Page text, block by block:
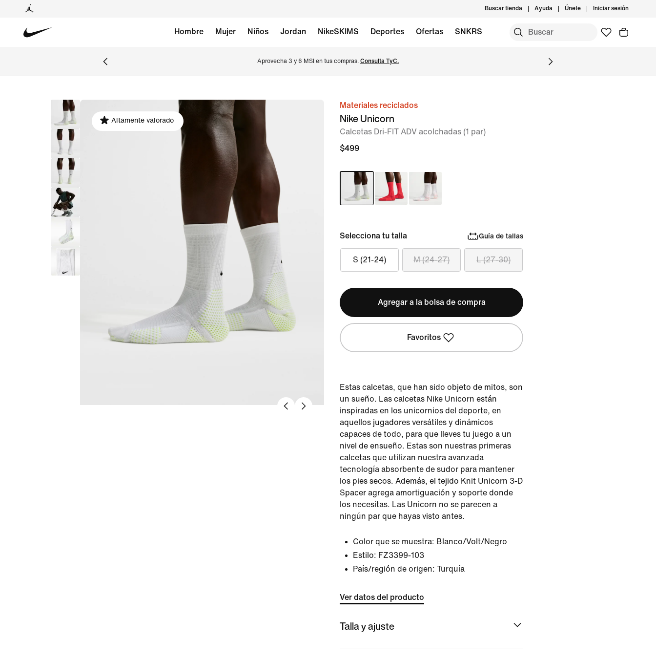
Buscar tienda Ayuda Únete Iniciar sesión
Hombre Mujer Niños Jordan NikeSKIMS Deportes Ofertas SNKRS
Aprovecha 3 y 6 MSI en tus compras. Consulta TyC.
imagen 1 de 6
Altamente valorado
Materiales reciclados
Nike Unicorn
Calcetas Dri-FIT ADV acolchadas (1 par)
$499
Selecciona tu talla Guía de tallas
S (21-24) M (24-27) L (27-30)
Agregar a la bolsa de compra
Favoritos
Estas calcetas, que han sido objeto de mitos, son
un sueño. Las calcetas Nike Unicorn están
inspiradas en los unicornios del deporte, en
aquellos jugadores versátiles y dinámicos
capaces de todo, para que lleves tu juego a un
nivel de ensueño. Estas son nuestras primeras
calcetas que utilizan nuestra avanzada
tecnología absorbente de sudor para mantener
los pies secos. Además, el tejido Knit Unicorn 3-D
Spacer agrega amortiguación y soporte donde
los necesitas. Las Unicorn no se parecen a
ningún par que hayas visto antes.
Color que se muestra: Blanco/Volt/Negro
Estilo: FZ3399-103
País/región de origen: Turquía
Ver datos del producto
Talla y ajuste